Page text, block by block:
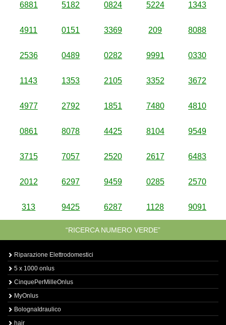
6881 5182 0824 5224 1343
4911 0151 3369 209 8088
2536 0489 0282 9991 0330
1143 1353 2105 3352 3672
4977 2792 1851 7480 4810
0861 8078 4425 8104 9549
3715 7057 2520 2617 6483
2012 6297 9459 0285 2570
313 9425 6287 1128 9091
“RICERCA NUMERO VERDE”
Riparazione Elettrodomestici
5 x 1000 onlus
CinquePerMilleOnlus
MyOnlus
BolognaIdraulico
hair